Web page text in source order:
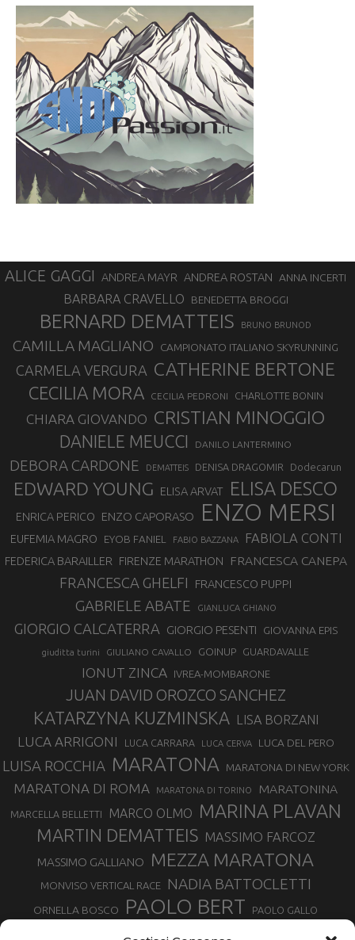
ALICE GAGGI ANDREA MAYR ANDREA ROSTAN ANNA INCERTI
BARBARA CRAVELLO BENEDETTA BROGGI
BERNARD DEMATTEIS BRUNO BRUNOD
CAMILLA MAGLIANO CAMPIONATO ITALIANO SKYRUNNING
CARMELA VERGURA CATHERINE BERTONE
CECILIA MORA CECILIA PEDRONI CHARLOTTE BONIN
CHIARA GIOVANDO CRISTIAN MINOGGIO
DANIELE MEUCCI DANILO LANTERMINO
DEBORA CARDONE DEMATTEIS DENISA DRAGOMIR Dodecarun
EDWARD YOUNG ELISA ARVAT ELISA DESCO
ENRICA PERICO ENZO CAPORASO ENZO MERSI
EUFEMIA MAGRO EYOB FANIEL FABIO BAZZANA FABIOLA CONTI
FEDERICA BARAILLER FIRENZE MARATHON FRANCESCA CANEPA
FRANCESCA GHELFI FRANCESCO PUPPI
GABRIELE ABATE GIANLUCA GHIANO
GIORGIO CALCATERRA GIORGIO PESENTI GIOVANNA EPIS
giuditta turini GIULIANO CAVALLO GOINUP GUARDAVALLE
IONUT ZINCA IVREA-MOMBARONE
JUAN DAVID OROZCO SANCHEZ
KATARZYNA KUZMINSKA LISA BORZANI
LUCA ARRIGONI LUCA CARRARA LUCA CERVA LUCA DEL PERO
LUISA ROCCHIA MARATONA MARATONA DI NEW YORK
MARATONA DI ROMA MARATONA DI TORINO MARATONINA
MARCELLA BELLETTI MARCO OLMO MARINA PLAVAN
MARTIN DEMATTEIS MASSIMO FARCOZ
MASSIMO GALLIANO MEZZA MARATONA
MONVISO VERTICAL RACE NADIA BATTOCLETTI
ORNELLA BOSCO PAOLO BERT PAOLO GALLO